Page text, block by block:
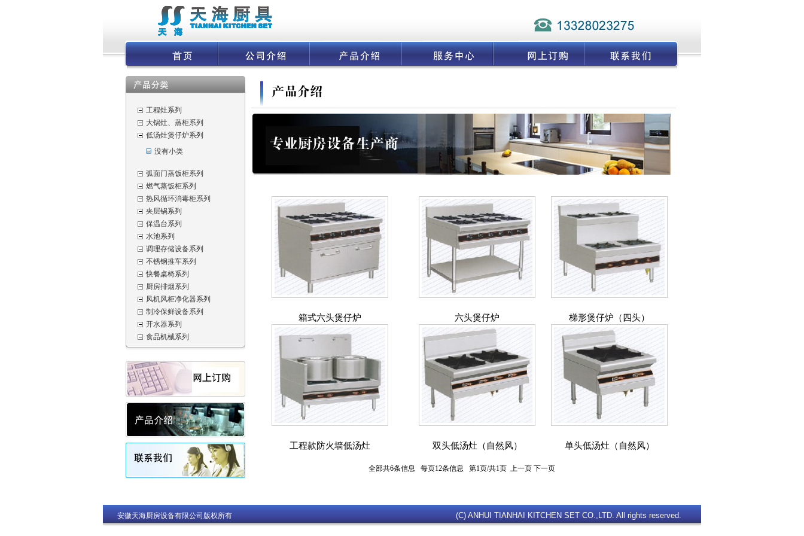
工程灶系列
大锅灶、蒸柜系列
低汤灶煲仔炉系列
没有小类
弧面门蒸饭柜系列
燃气蒸饭柜系列
热风循环消毒柜系列
夹层锅系列
保温台系列
水池系列
调理存储设备系列
不锈钢推车系列
快餐桌椅系列
厨房排烟系列
风机风柜净化器系列
制冷保鲜设备系列
开水器系列
食品机械系列
箱式六头煲仔炉 六头煲仔炉 梯形煲仔炉（四头）
工程款防火墙低汤灶 双头低汤灶（自然风） 单头低汤灶（自然风）
全部共6条信息 每页12条信息 第1页/共1页 上一页 下一页
安徽天海厨房设备有限公司版权所有 (C) ANHUI TIANHAI KITCHEN SET CO.,LTD. All rights reserved.